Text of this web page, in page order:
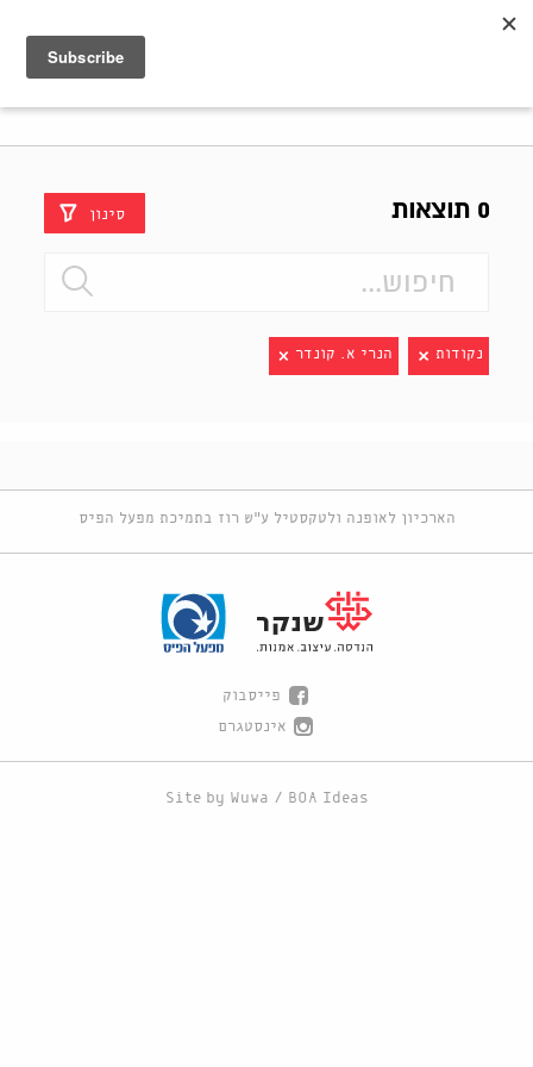
0 תוצאות סינון
נקודות הנרי א. קונדר
הארכיון לאופנה ולטקסטיל ע"ש רוז בתמיכת מפעל הפיס
פייסבוק
אינסטגרם
Site by Wuwa / BOA Ideas